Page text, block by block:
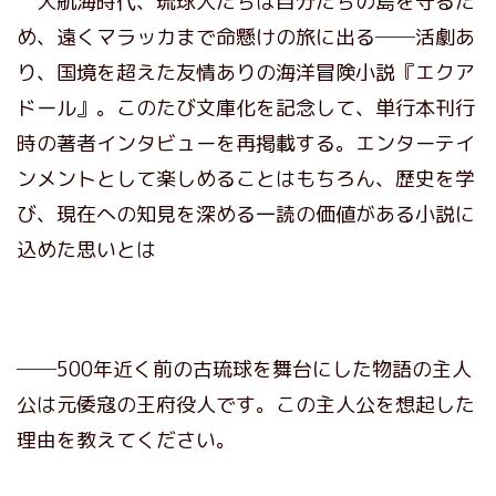
め、遠くマラッカまで命懸けの旅に出る──活劇あ
り、国境を超えた友情ありの海洋冒険小説『エクア
ドール』。このたび文庫化を記念して、単行本刊行
時の著者インタビューを再掲載する。エンターテイ
ンメントとして楽しめることはもちろん、歴史を学
び、現在への知見を深める一読の価値がある小説に
込めた思いとは
──500年近く前の古琉球を舞台にした物語の主人
公は元倭寇の王府役人です。この主人公を想起した
理由を教えてください。